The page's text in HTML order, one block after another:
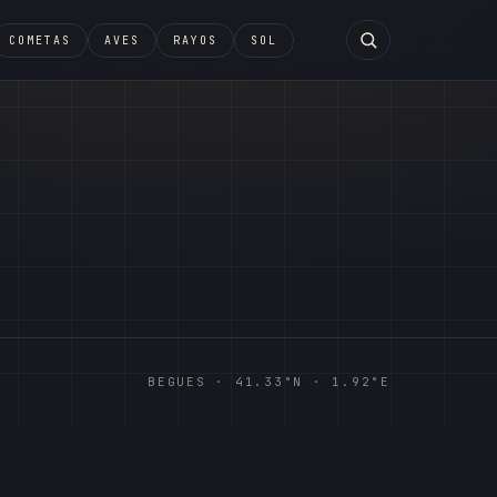
COMETAS AVES RAYOS SOL
BEGUES · 41.33°N · 1.92°E